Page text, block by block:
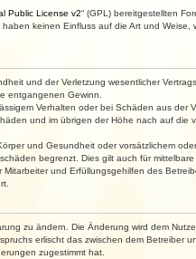
Public License v2“ (GPL) bereitgestellten
keinen Einfluss auf die Art und
und der Verletzung wesentlicher
entgangenen Gewinn.
Verhalten oder bei Schäden aus
und im übrigen der Höhe nach auf
und Gesundheit oder vorsätzlichem
begrenzt. Dies gilt auch für
und Erfüllungsgehilfen des
zu ändern. Die Änderung wird dem
erlischt das zwischen dem Betreiber
zugestimmt hat.